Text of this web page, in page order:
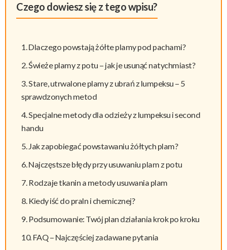
Czego dowiesz się z tego wpisu?
Dlaczego powstają żółte plamy pod pachami?
Świeże plamy z potu – jak je usunąć natychmiast?
Stare, utrwalone plamy z ubrań z lumpeksu – 5
sprawdzonych metod
Specjalne metody dla odzieży z lumpeksu i second
handu
Jak zapobiegać powstawaniu żółtych plam?
Najczęstsze błędy przy usuwaniu plam z potu
Rodzaje tkanin a metody usuwania plam
Kiedy iść do praln i chemicznej?
Podsumowanie: Twój plan działania krok po kroku
FAQ – Najczęściej zadawane pytania